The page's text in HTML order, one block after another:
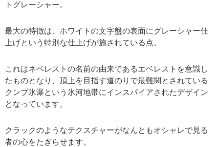
トグレーシャー。
最大の特徴は、ホワイトの文字盤の表面にグレーシャー仕
上げという特別な仕上げが施されている点。
これはネベレストの名前の由来であるエベレストを意識し
たものとなり、頂上を目指す道のりで最難関とされている
クンブ氷瀑という氷河地帯にインスパイアされたデザイン
となっています。
クラックのようなテクスチャーがなんともオシャレで見る
者の心をたぎらせます。